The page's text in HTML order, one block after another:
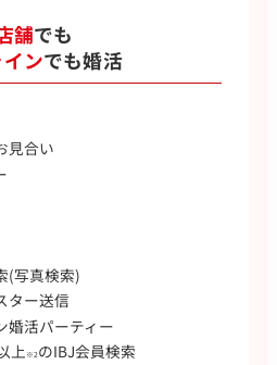
舗でも
ンでも婚活
見合い
(写真検索)
ター送信
婚活パーティー
上 ※2のIBJ会員検索